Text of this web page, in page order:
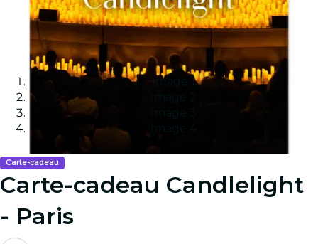
Image 1
Image 2
Image 3
Image 4
Carte-cadeau
Carte-cadeau Candlelight
- Paris